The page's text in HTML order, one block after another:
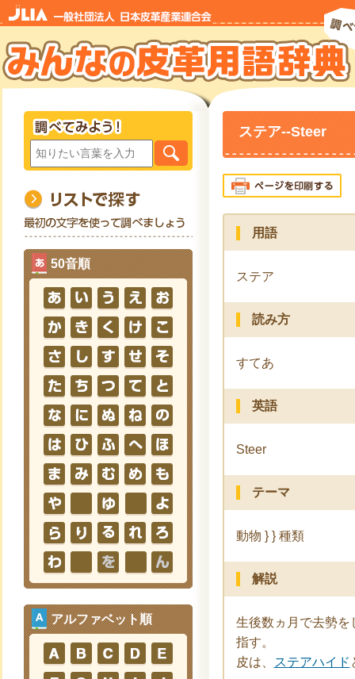
50音順
アルファベット順
ステア--Steer
用語
ステア
読み方
すてあ
英語
Steer
テーマ
動物 } } 種類
解説
生後数ヵ月で去勢を
指す。
皮は、
ステアハイド